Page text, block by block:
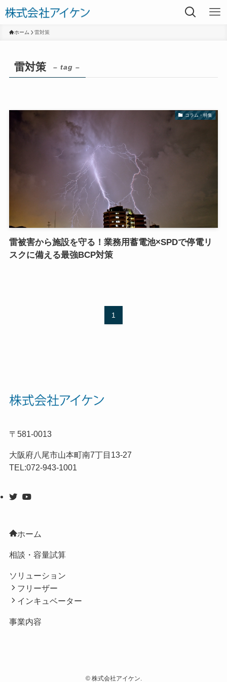
ホーム 雷対策
雷対策 – tag –
コラム・特集
雷被害から施設を守る！業務用蓄電池×SPDで停電リ
スクに備える最強BCP対策
1
〒581-0013
大阪府八尾市山本町南7丁目13-27
TEL:072-943-1001
ホーム
相談・容量試算
ソリューション
フリーザー
インキュベーター
事業内容
©株式会社アイケン.